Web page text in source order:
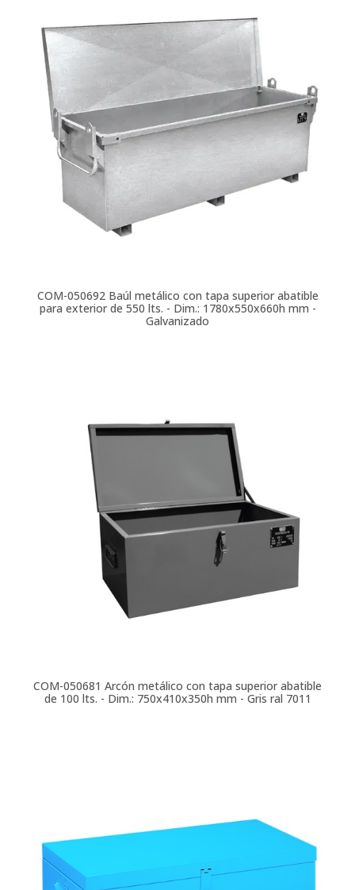
COM-050692 Baúl metálico con tapa superior abatible
para exterior de 550 lts. - Dim.: 1780x550x660h mm -
Galvanizado
COM-050681 Arcón metálico con tapa superior abatible
de 100 lts. - Dim.: 750x410x350h mm - Gris ral 7011